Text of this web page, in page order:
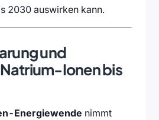
2030 auswirken kann.
und
Ionen bis
Energiewende nimmt